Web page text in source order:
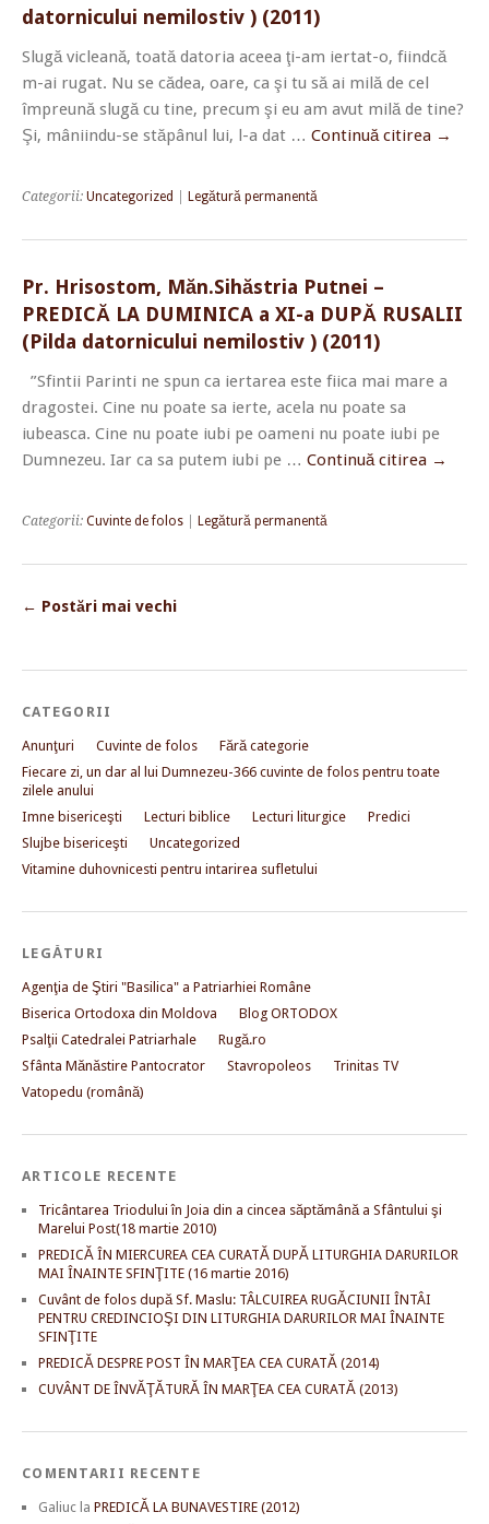
datornicului nemilostiv ) (2011)
Slugă vicleană, toată datoria aceea ţi-am iertat-o, fiindcă
m-ai rugat. Nu se cădea, oare, ca şi tu să ai milă de cel
împreună slugă cu tine, precum şi eu am avut milă de tine?
Şi, mâniindu-se stăpânul lui, l-a dat … Continuă citirea →
Categorii: Uncategorized Legătură permanentă
Pr. Hrisostom, Măn.Sihăstria Putnei –
PREDICĂ LA DUMINICA a XI-a DUPĂ RUSALII
(Pilda datornicului nemilostiv ) (2011)
”Sfintii Parinti ne spun ca iertarea este fiica mai mare a
dragostei. Cine nu poate sa ierte, acela nu poate sa
iubeasca. Cine nu poate iubi pe oameni nu poate iubi pe
Dumnezeu. Iar ca sa putem iubi pe … Continuă citirea →
Categorii: Cuvinte de folos Legătură permanentă
← Postări mai vechi
CATEGORII
Anunţuri Cuvinte de folos
Fără categorie
Fiecare zi, un dar al lui Dumnezeu-366 cuvinte de folos pentru toate
zilele anului
Imne bisericeşti
Lecturi biblice Lecturi liturgice
Predici
Slujbe bisericeşti
Uncategorized
Vitamine duhovnicesti pentru intarirea sufletului
LEGĂTURI
Agenţia de Ştiri "Basilica" a Patriarhiei Române
Biserica Ortodoxa din Moldova
Blog ORTODOX
Psalţii Catedralei Patriarhale
Rugă.ro
Sfânta Mănăstire Pantocrator
Stavropoleos
Trinitas TV
Vatopedu (română)
ARTICOLE RECENTE
Tricântarea Triodului în Joia din a cincea săptămână a Sfântului şi
Marelui Post(18 martie 2010)
PREDICĂ ÎN MIERCUREA CEA CURATĂ DUPĂ LITURGHIA DARURILOR
MAI ÎNAINTE SFINŢITE (16 martie 2016)
Cuvânt de folos după Sf. Maslu: TÂLCUIREA RUGĂCIUNII ÎNTÂI
PENTRU CREDINCIOŞI DIN LITURGHIA DARURILOR MAI ÎNAINTE
SFINŢITE
PREDICĂ DESPRE POST ÎN MARŢEA CEA CURATĂ (2014)
CUVÂNT DE ÎNVĂŢĂTURĂ ÎN MARŢEA CEA CURATĂ (2013)
COMENTARII RECENTE
Galiuc la PREDICĂ LA BUNAVESTIRE (2012)